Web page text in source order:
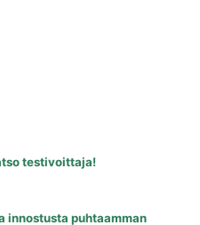
testivoittaja!
innostusta puhtaamman